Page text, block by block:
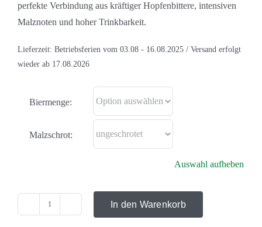
perfekte Verbindung aus kräftiger Hopfenbittere, intensiven
Malznoten und hoher Trinkbarkeit.
Lieferzeit: Betriebsferien vom 03.08 - 16.08.2025 / Versand erfolgt
wieder ab 17.08.2026
Biermenge:
Malzschrot:
Auswahl aufheben
In den Warenkorb